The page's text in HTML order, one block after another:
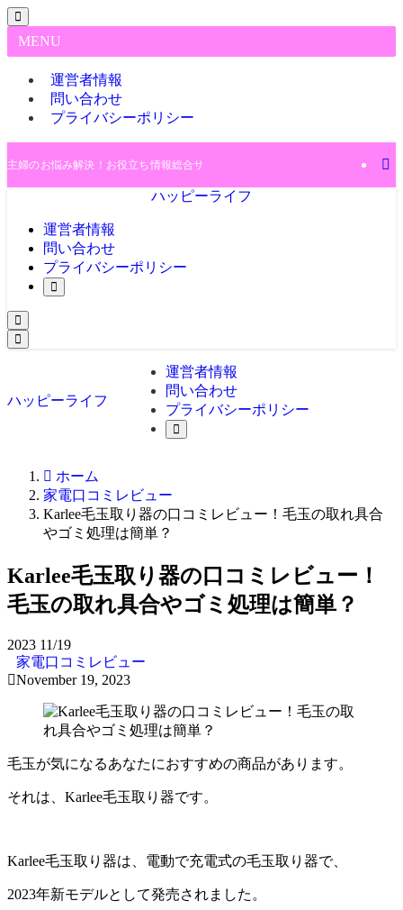
MENU
運営者情報
問い合わせ
プライバシーポリシー
主婦のお悩み解決！お役立ち情報総合サイト♪
ハッピーライフ
運営者情報
問い合わせ
プライバシーポリシー
ハッピーライフ
運営者情報
問い合わせ
プライバシーポリシー
ホーム
家電口コミレビュー
Karlee毛玉取り器の口コミレビュー！毛玉の取れ具合
やゴミ処理は簡単？
Karlee毛玉取り器の口コミレビュー！
毛玉の取れ具合やゴミ処理は簡単？
2023 11/19
家電口コミレビュー
November 19, 2023
毛玉が気になるあなたにおすすめの商品があります。
それは、Karlee毛玉取り器です。
Karlee毛玉取り器は、電動で充電式の毛玉取り器で、
2023年新モデルとして発売されました。